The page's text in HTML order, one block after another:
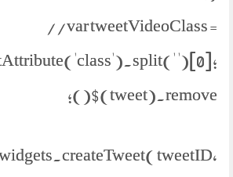
//var tweetVideoClass =
')[0];
$(tweet).remove();
tweetID,